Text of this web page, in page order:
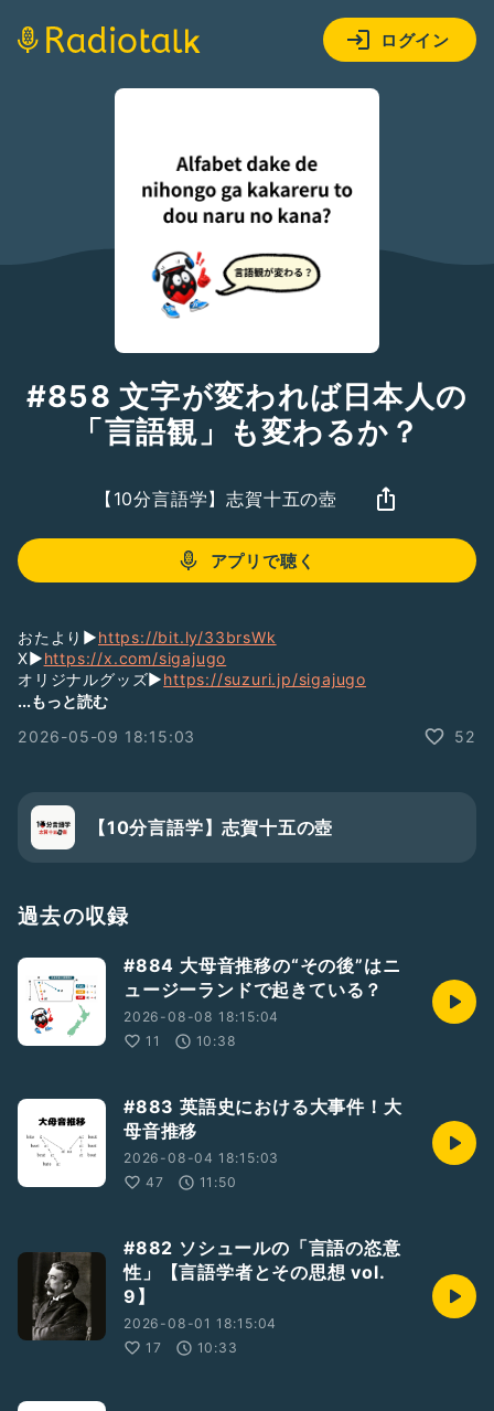
ログイン
#858 文字が変われば日本人の
「言語観」も変わるか？
【10分言語学】志賀十五の壺
アプリで聴く
おたより▶︎https://bit.ly/33brsWk
X▶︎https://x.com/sigajugo
オリジナルグッズ▶︎https://suzuri.jp/sigajugo
LINEスタンプ▶︎
note▶︎https://note.com/sigajugo
#落ち着きある #ひとり語り #豆知識 #雑学
...もっと読む
2026-05-09 18:15:03
52
【10分言語学】志賀十五の壺
過去の収録
#884 大母音推移の“その後”はニ
ュージーランドで起きている？
2026-08-08 18:15:04
11
10:38
#883 英語史における大事件！大
母音推移
2026-08-04 18:15:03
47
11:50
#882 ソシュールの「言語の恣意
性」【言語学者とその思想 vol.
9】
2026-08-01 18:15:04
17
10:33